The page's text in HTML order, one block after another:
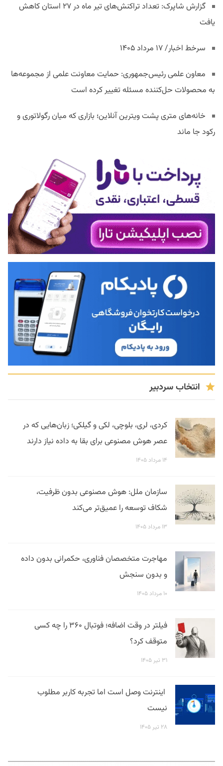
گزارش شاپرک: تعداد تراکنش‌های تیر ماه در ۲۷ استان‌ کاهش
یافت
سرخط اخبار/ ۱۷ مرداد ۱۴۰۵
معاون علمی رئیس‌جمهوری: حمایت معاونت علمی از مجموعه‌ها
به محصولات حل‌کننده مسئله تغییر کرده است
خانه‌های متری پشت ویترین آنلاین؛ بازاری که میان رگولاتوری و
رکود جا ماند
انتخاب سردبیر
کردی، لری، بلوچی، لکی و گیلکی؛ زبان‌هایی که در
عصر هوش مصنوعی برای بقا به داده نیاز دارند
۱۴ مرداد ۱۴۰۵
سازمان ملل: هوش مصنوعی بدون ظرفیت،
شکاف توسعه را عمیق‌تر می‌کند
۱۳ مرداد ۱۴۰۵
مهاجرت متخصصان فناوری، حکمرانی بدون داده
و بدون سنجش
۱۰ مرداد ۱۴۰۵
فیلتر در وقت اضافه؛ فوتبال ۳۶۰ را چه کسی
متوقف کرد؟
۳۱ تیر ۱۴۰۵
اینترنت وصل است اما تجربه کاربر مطلوب
نیست
۲۸ تیر ۱۴۰۵